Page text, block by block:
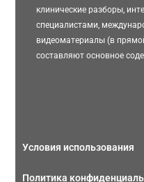
клинические разборы,
специалистами,
видеоматериалы (в
составляют основное
Условия использования
Политика